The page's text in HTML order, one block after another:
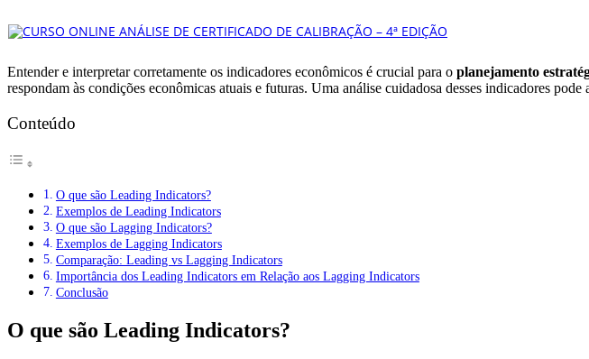
Entender e interpretar corretamente os indicadores econômicos é crucial para o planejamento
respondam às condições econômicas atuais e futuras. Uma análise cuidadosa desses indicadores
Conteúdo
O que são Leading Indicators?
Exemplos de Leading Indicators
O que são Lagging Indicators?
Exemplos de Lagging Indicators
Comparação: Leading vs Lagging Indicators
Importância dos Leading Indicators em Relação aos Lagging Indicators
Conclusão
O que são Leading Indicators?